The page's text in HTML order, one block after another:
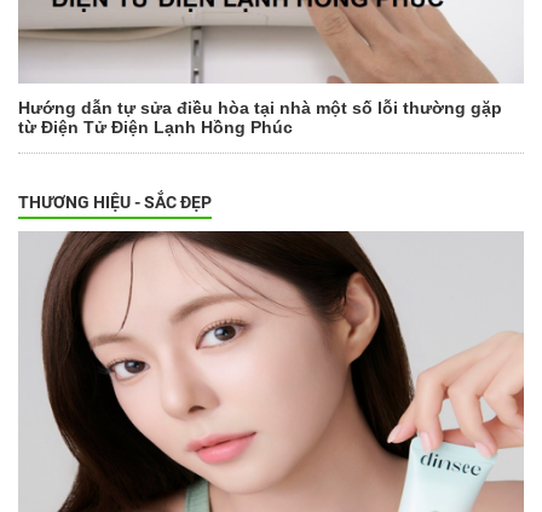
Hướng dẫn tự sửa điều hòa tại nhà một số lỗi thường gặp
từ Điện Tử Điện Lạnh Hồng Phúc
THƯƠNG HIỆU - SẮC ĐẸP